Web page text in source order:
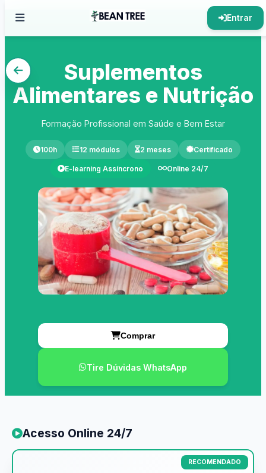
Entrar
Suplementos
Alimentares e Nutrição
Formação Profissional em Saúde e Bem Estar
100h 12 módulos 2 meses Certificado
E-learning Assíncrono Online 24/7
Comprar
Tire Dúvidas WhatsApp
Acesso Online 24/7